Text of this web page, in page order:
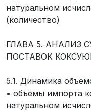
натуральном
(количество)
ГЛАВА 5. АНАЛИЗ
ПОСТАВОК
5.1. Динамика
• объемы импорта
натуральном